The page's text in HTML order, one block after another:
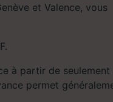
et Valence, vous
à partir de seulement
permet